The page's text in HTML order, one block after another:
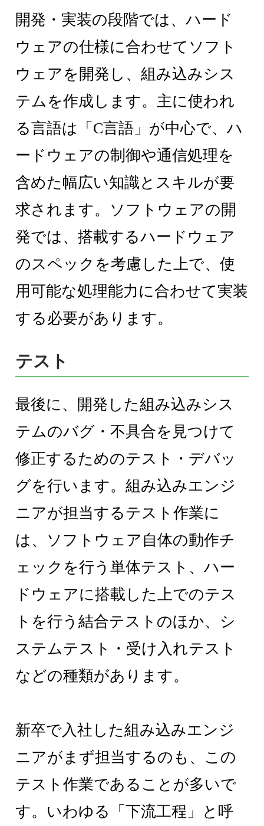
開発・実装の段階では、ハード
ウェアの仕様に合わせてソフト
ウェアを開発し、組み込みシス
テムを作成します。主に使われ
る言語は「C言語」が中心で、ハ
ードウェアの制御や通信処理を
含めた幅広い知識とスキルが要
求されます。ソフトウェアの開
発では、搭載するハードウェア
のスペックを考慮した上で、使
用可能な処理能力に合わせて実装
する必要があります。
テスト
最後に、開発した組み込みシス
テムのバグ・不具合を見つけて
修正するためのテスト・デバッ
グを行います。組み込みエンジ
ニアが担当するテスト作業に
は、ソフトウェア自体の動作チ
ェックを行う単体テスト、ハー
ドウェアに搭載した上でのテス
トを行う結合テストのほか、シ
ステムテスト・受け入れテスト
などの種類があります。
新卒で入社した組み込みエンジ
ニアがまず担当するのも、この
テスト作業であることが多いで
す。いわゆる「下流工程」と呼